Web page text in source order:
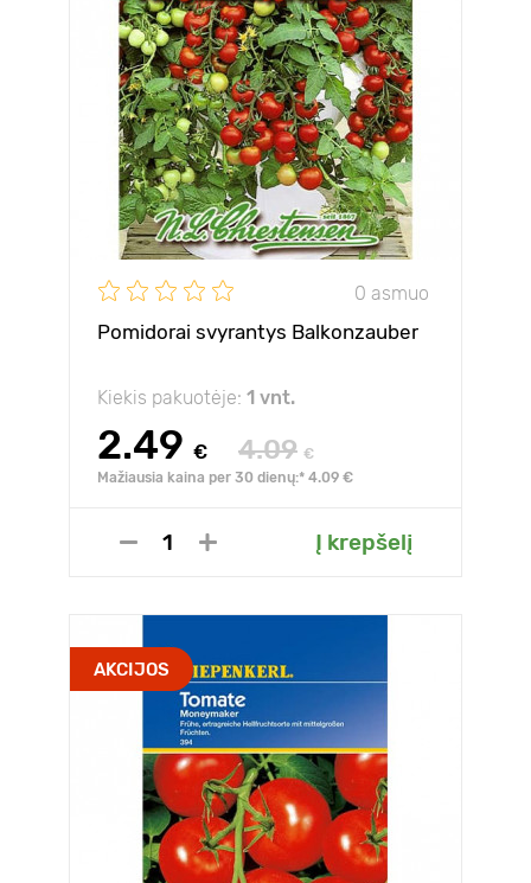
0 asmuo
Pomidorai svyrantys Balkonzauber
Kiekis pakuotėje: 1 vnt.
2.49 € 4.09 €
Mažiausia kaina per 30 dienų:* 4.09 €
Į krepšelį
AKCIJOS